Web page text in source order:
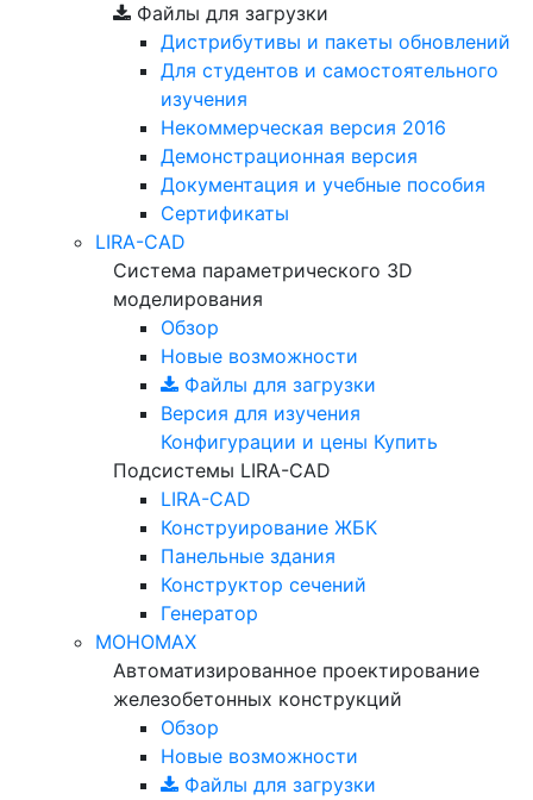
Файлы для загрузки
Дистрибутивы и пакеты обновлений
Для студентов и самостоятельного
изучения
Некоммерческая версия 2016
Демонстрационная версия
Документация и учебные пособия
Сертификаты
LIRA-CAD
Система параметрического 3D
моделирования
Обзор
Новые возможности
Файлы для загрузки
Версия для изучения
Конфигурации и цены Купить
Подсистемы LIRA-CAD
LIRA-CAD
Конструирование ЖБК
Панельные здания
Конструктор сечений
Генератор
МОНОМАХ
Автоматизированное проектирование
железобетонных конструкций
Обзор
Новые возможности
Файлы для загрузки